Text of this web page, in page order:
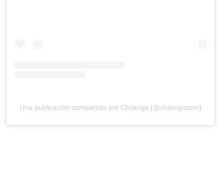
Una publicación compartida por Chilango (@chilangocom)